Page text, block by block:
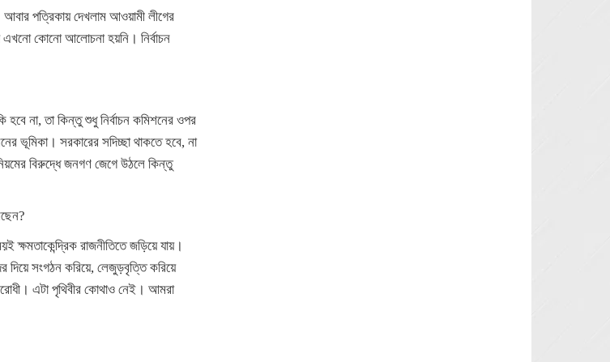
পত্রিকায় দেখলাম আওয়ামী লীগের
কোনো আলোচনা হয়নি। নির্বাচন
হবে না, তা কিন্তু শুধু নির্বাচন কমিশনের ওপর
ভূমিকা। সরকারের সদিচ্ছা থাকতে হবে, না
বিরুদ্ধে জনগণ জেগে উঠলে কিন্তু
রাজনীতিতে জড়িয়ে যায়।
দিয়ে সংগঠন করিয়ে, লেজুড়বৃত্তি করিয়ে
এটা পৃথিবীর কোথাও নেই। আমরা